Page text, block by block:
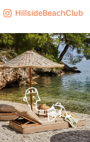
HillsideBeachClub